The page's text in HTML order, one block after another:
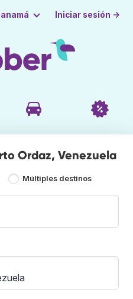
Iniciar sesión →
Ordaz, Venezuela
Múltiples destinos